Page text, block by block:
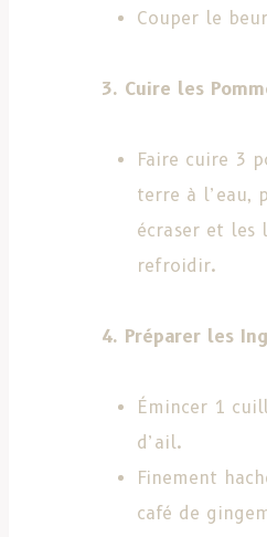
Couper le
3. Cuire les
Faire cuire 3
terre à l’eau,
écraser et les
refroidir.
4. Préparer les
Émincer 1
d’ail.
Finement
café de